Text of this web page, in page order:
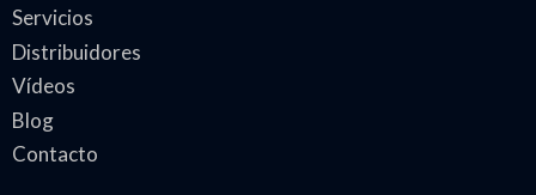
Servicios
Distribuidores
Vídeos
Blog
Contacto